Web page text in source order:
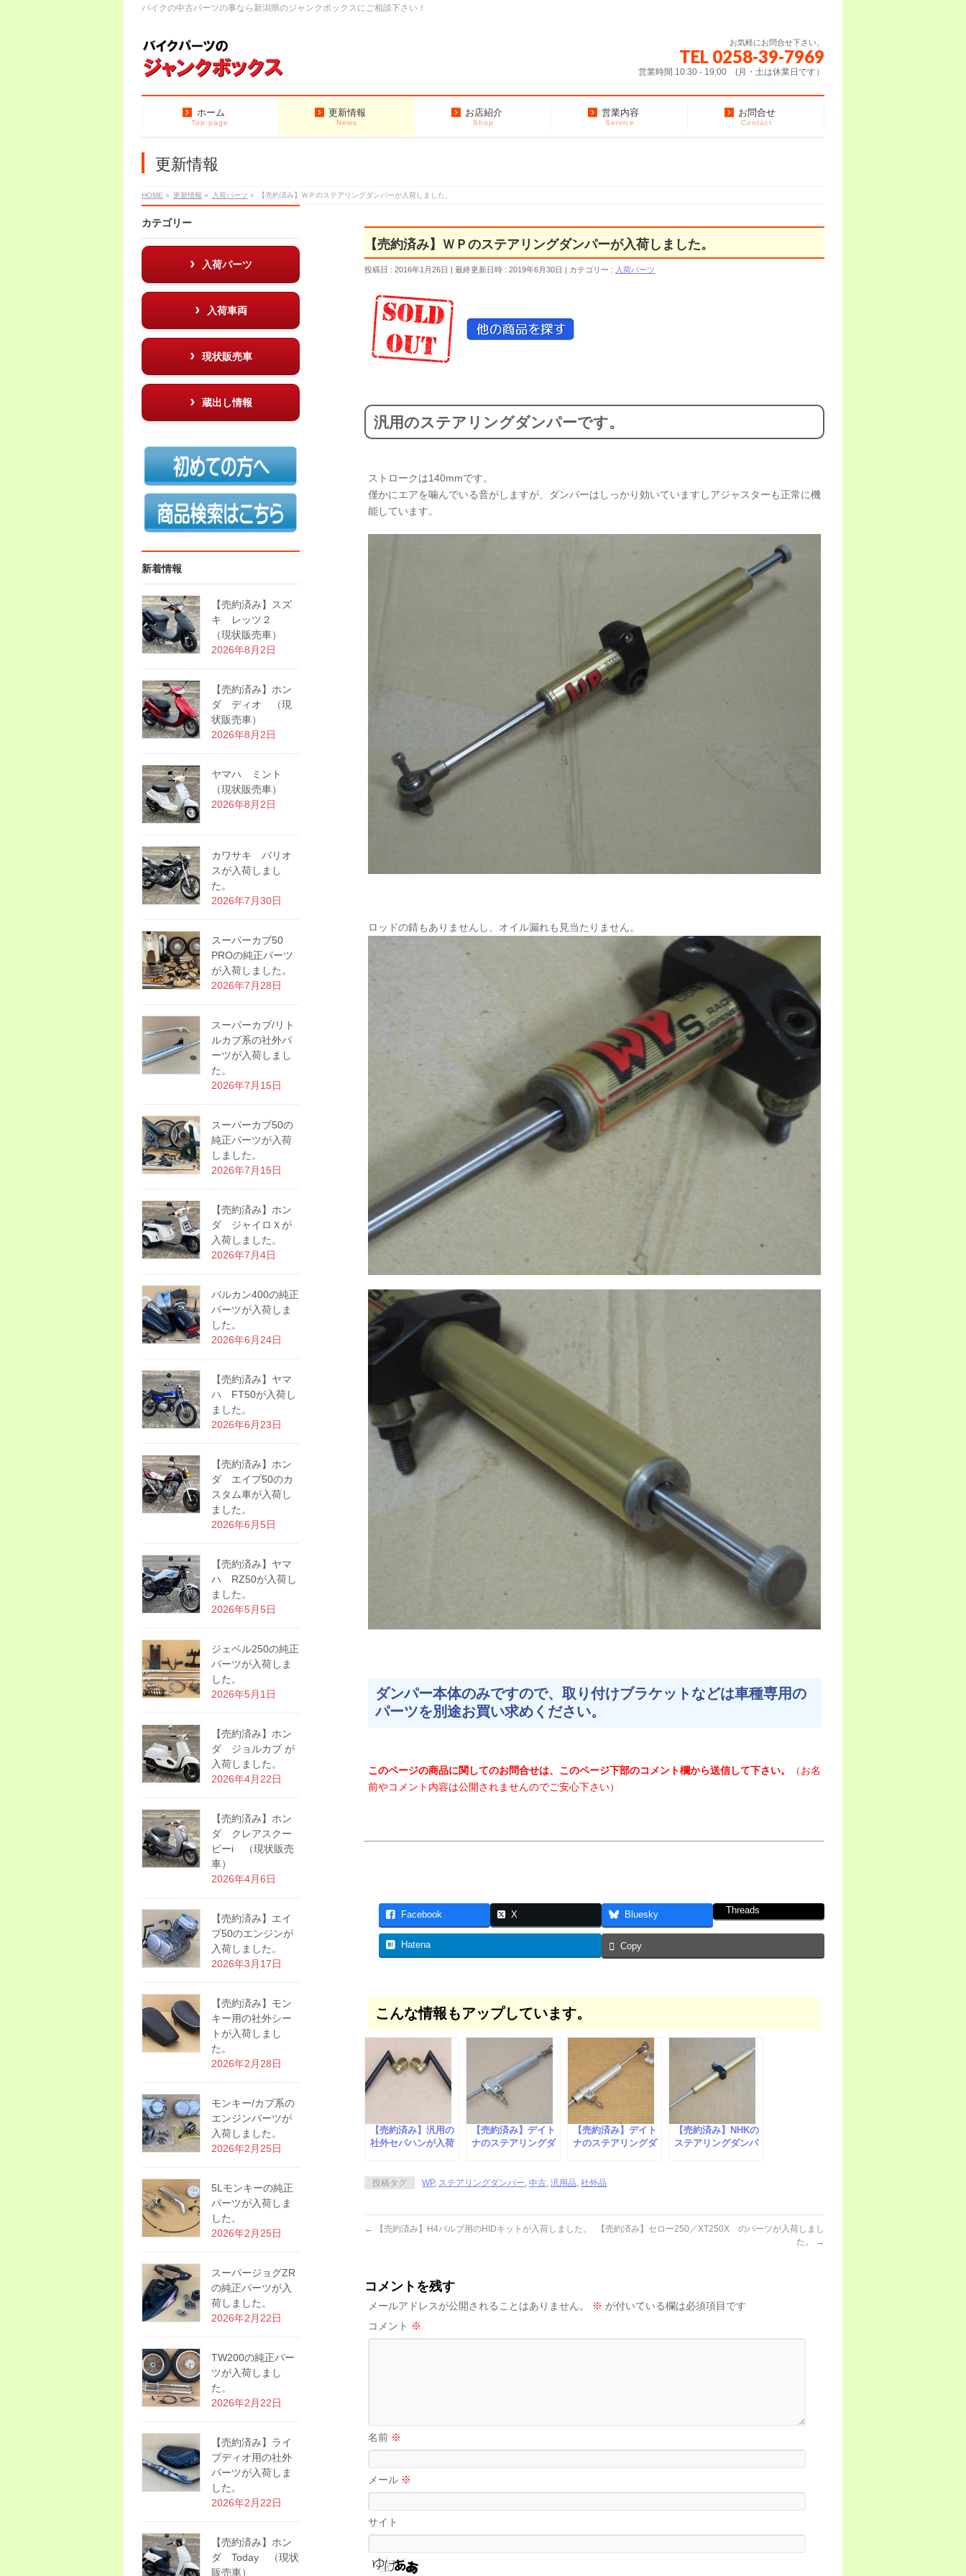
バイクの中古パーツの事なら新潟県のジャンクボックスにご相談下さい！
お気軽にお問合せ下さい。
TEL 0258-39-7969
営業時間 10:30 - 19:00 (月・土は休業日です）
ホーム
Top page
更新情報
News
お店紹介
Shop
営業内容
Service
お問合せ
Contact
更新情報
HOME » 更新情報 » 入荷パーツ » 【売約済み】ＷＰのステアリングダンパーが入荷しました。
【売約済み】ＷＰのステアリングダンパーが入荷しました。
投稿日 : 2016年1月26日 最終更新日時 : 2019年6月30日 カテゴリー : 入荷パーツ
汎用のステアリングダンパーです。
ストロークは140mmです。
僅かにエアを噛んでいる音がしますが、ダンパーはしっかり効いていますしアジャスターも正常に機
能しています。
ロッドの錆もありませんし、オイル漏れも見当たりません。
ダンパー本体のみですので、取り付けブラケットなどは車種専用の
パーツを別途お買い求めください。
このページの商品に関してのお問合せは、このページ下部のコメント欄から送信して下さい。
（お名
前やコメント内容は公開されませんのでご安心下さい）
Facebook X Bluesky Threads
Hatena Copy
こんな情報もアップしています。
【売約済み】汎用の
社外セパハンが入荷
【売約済み】デイト
ナのステアリングダ
【売約済み】デイト
ナのステアリングダ
【売約済み】NHKの
ステアリングダンパ
投稿タグ WP, ステアリングダンパー 中古 汎用品 社外品
← 【売約済み】H4バルブ用のHIDキットが入荷しました。
【売約済み】セロー250／XT250X のパーツが入荷しまし
た。
→
コメントを残す
メールアドレスが公開されることはありません。 ※ が付いている欄は必須項目です
コメント ※
名前 ※
メール ※
サイト
カテゴリー
入荷パーツ
入荷車両
現状販売車
蔵出し情報
新着情報
【売約済み】スズ
キ レッツ２
（現状販売車）
2026年8月2日
【売約済み】ホン
ダ ディオ （現
状販売車）
2026年8月2日
ヤマハ ミント
（現状販売車）
2026年8月2日
カワサキ バリオ
スが入荷しまし
た。
2026年7月30日
スーパーカブ50
PROの純正パーツ
が入荷しました。
2026年7月28日
スーパーカブ/リト
ルカブ系の社外パ
ーツが入荷しまし
た。
2026年7月15日
スーパーカブ50の
純正パーツが入荷
しました。
2026年7月15日
【売約済み】ホン
ダ ジャイロＸが
入荷しました。
2026年7月4日
バルカン400の純正
パーツが入荷しま
した。
2026年6月24日
【売約済み】ヤマ
ハ FT50が入荷し
ました。
2026年6月23日
【売約済み】ホン
ダ エイプ50のカ
スタム車が入荷し
ました。
2026年6月5日
【売約済み】ヤマ
ハ RZ50が入荷し
ました。
2026年5月5日
ジェベル250の純正
パーツが入荷しま
した。
2026年5月1日
【売約済み】ホン
ダ ジョルカブ が
入荷しました。
2026年4月22日
【売約済み】ホン
ダ クレアスクー
ピーi （現状販売
車）
2026年4月6日
【売約済み】エイ
プ50のエンジンが
入荷しました。
2026年3月17日
【売約済み】モン
キー用の社外シー
トが入荷しまし
た。
2026年2月28日
モンキー/カブ系の
エンジンパーツが
入荷しました。
2026年2月25日
5Lモンキーの純正
パーツが入荷しま
した。
2026年2月25日
スーパージョグZR
の純正パーツが入
荷しました。
2026年2月22日
TW200の純正パー
ツが入荷しまし
た。
2026年2月22日
【売約済み】ライ
ブディオ用の社外
パーツが入荷しま
した。
2026年2月22日
【売約済み】ホン
ダ Today （現状
販売車）